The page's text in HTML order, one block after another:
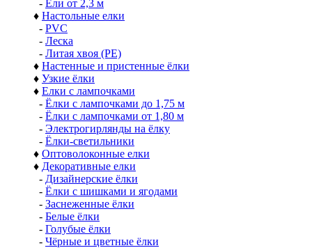
- Ели от 2,3 м
♦ Настольные елки
- PVC
- Леска
- Литая хвоя (РЕ)
♦ Настенные и пристенные ёлки
♦ Узкие ёлки
♦ Елки с лампочками
- Ёлки с лампочками до 1,75 м
- Ёлки с лампочками от 1,80 м
- Электрогирлянды на ёлку
- Ёлки-светильники
♦ Оптоволоконные елки
♦ Декоративные елки
- Дизайнерские ёлки
- Ёлки с шишками и ягодами
- Заснеженные ёлки
- Белые ёлки
- Голубые ёлки
- Чёрные и цветные ёлки